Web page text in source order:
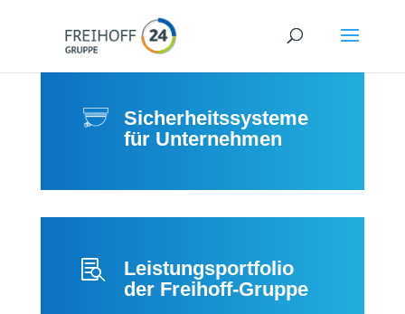
Sicherheitssysteme
für Unternehmen

Leistungsportfolio
der Freihoff-Gruppe